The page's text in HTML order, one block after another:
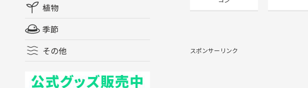
植物
季節
その他
スポンサーリンク